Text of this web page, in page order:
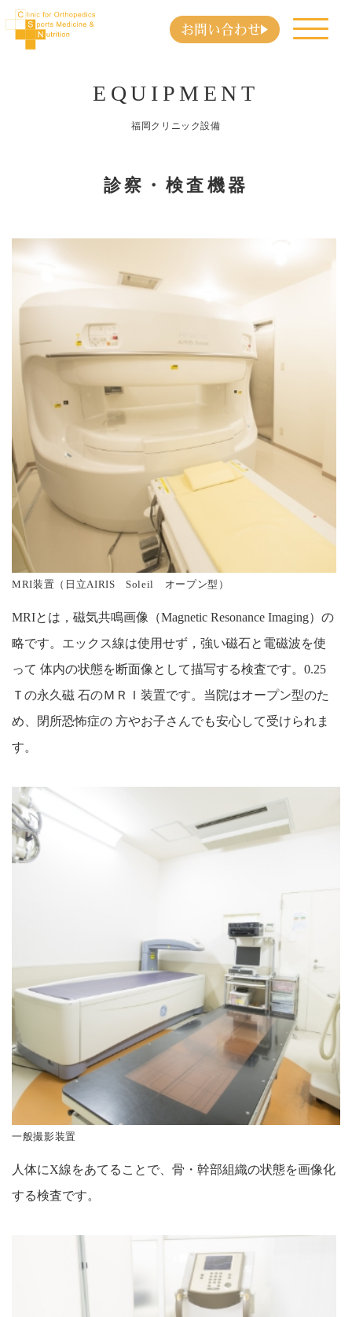
お問い合わせ
EQUIPMENT
福岡クリニック設備
診察・検査機器
MRI装置 （日立AIRIS Soleil オープン型）
MRIとは，磁気共鳴画像（Magnetic Resonance Imaging）の
略です。エックス線は使用せず，強い磁石と電磁波を使
って 体内の状態を断面像として描写する検査です。0.25
Ｔの永久磁 石のＭＲＩ装置です。当院はオープン型のた
め、閉所恐怖症の 方やお子さんでも安心して受けられま
す。
一般撮影装置
人体にX線をあてることで、骨・幹部組織の状態を画像化
する検査です。